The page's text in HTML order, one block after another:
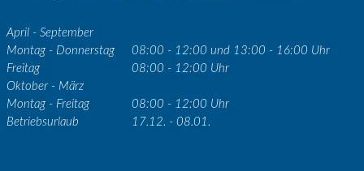
April - September
Montag - Donnerstag
08:00 - 12:00 und 13:00 - 16:00 Uhr
Freitag
08:00 - 12:00 Uhr
Oktober - März
Montag - Freitag
08:00 - 12:00 Uhr
Betriebsurlaub
17.12. - 08.01.